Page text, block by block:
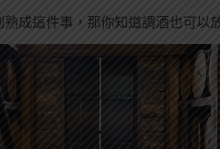
成這件事，那你知道調酒也可以